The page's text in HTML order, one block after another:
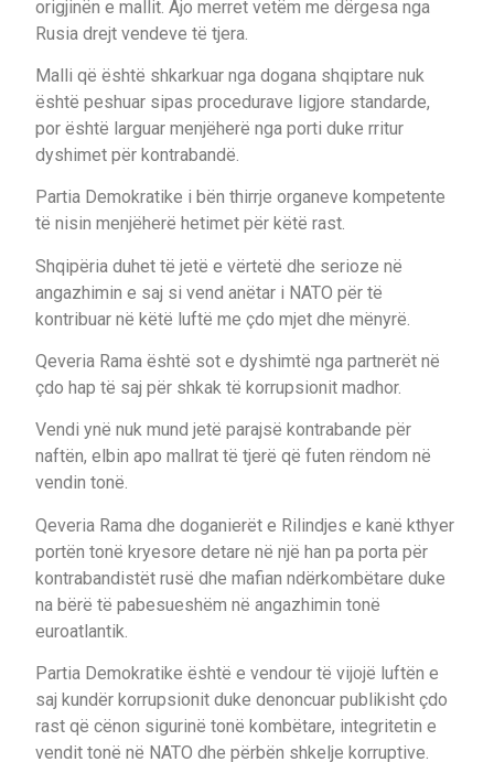
origjinën e mallit. Ajo merret vetëm me dërgesa nga
Rusia drejt vendeve të tjera.
Malli që është shkarkuar nga dogana shqiptare nuk
është peshuar sipas procedurave ligjore standarde,
por është larguar menjëherë nga porti duke rritur
dyshimet për kontrabandë.
Partia Demokratike i bën thirrje organeve kompetente
të nisin menjëherë hetimet për këtë rast.
Shqipëria duhet të jetë e vërtetë dhe serioze në
angazhimin e saj si vend anëtar i NATO për të
kontribuar në këtë luftë me çdo mjet dhe mënyrë.
Qeveria Rama është sot e dyshimtë nga partnerët në
çdo hap të saj për shkak të korrupsionit madhor.
Vendi ynë nuk mund jetë parajsë kontrabande për
naftën, elbin apo mallrat të tjerë që futen rëndom në
vendin tonë.
Qeveria Rama dhe doganierët e Rilindjes e kanë kthyer
portën tonë kryesore detare në një han pa porta për
kontrabandistët rusë dhe mafian ndërkombëtare duke
na bërë të pabesueshëm në angazhimin tonë
euroatlantik.
Partia Demokratike është e vendour të vijojë luftën e
saj kundër korrupsionit duke denoncuar publikisht çdo
rast që cënon sigurinë tonë kombëtare, integritetin e
vendit tonë në NATO dhe përbën shkelje korruptive.